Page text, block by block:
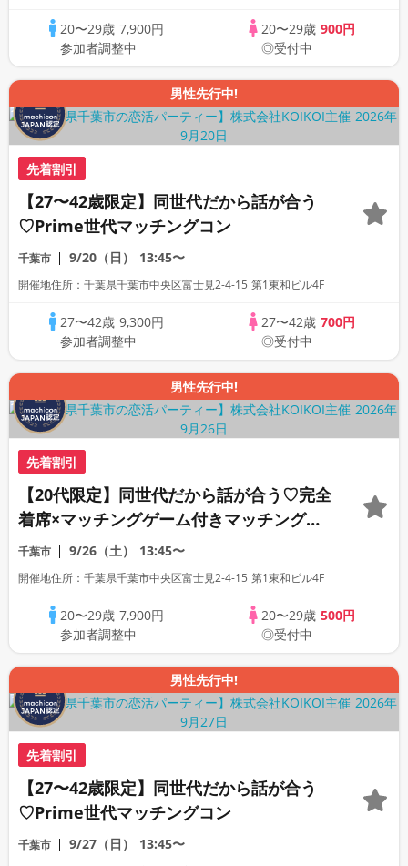
20〜29歳 7,900円
参加者調整中
20〜29歳 900円
◎受付中
男性先行中!
先着割引
【27〜42歳限定】同世代だから話が合う
♡Prime世代マッチングコン
千葉市 9/20（日） 13:45〜
開催地住所：千葉県千葉市中央区富士見2-4-15 第1東和ビル4F
27〜42歳 9,300円
参加者調整中
27〜42歳 700円
◎受付中
男性先行中!
先着割引
【20代限定】同世代だから話が合う♡完全
着席×マッチングゲーム付きマッチングコ
ン
千葉市 9/26（土） 13:45〜
開催地住所：千葉県千葉市中央区富士見2-4-15 第1東和ビル4F
20〜29歳 7,900円
参加者調整中
20〜29歳 500円
◎受付中
男性先行中!
先着割引
【27〜42歳限定】同世代だから話が合う
♡Prime世代マッチングコン
千葉市 9/27（日） 13:45〜